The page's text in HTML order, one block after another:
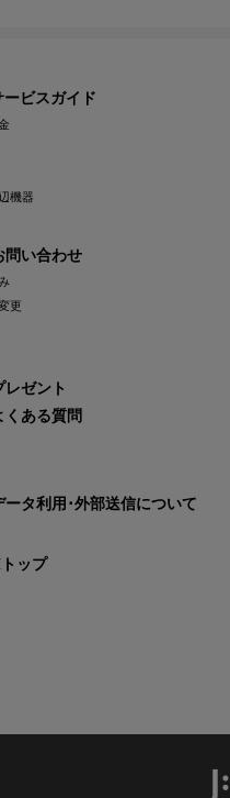
ビスガイド
機器
問い合わせ
更
レゼント
くある質問
ータ利用･外部送信について
ップ